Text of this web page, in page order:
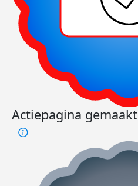
Actiepagina gemaakt